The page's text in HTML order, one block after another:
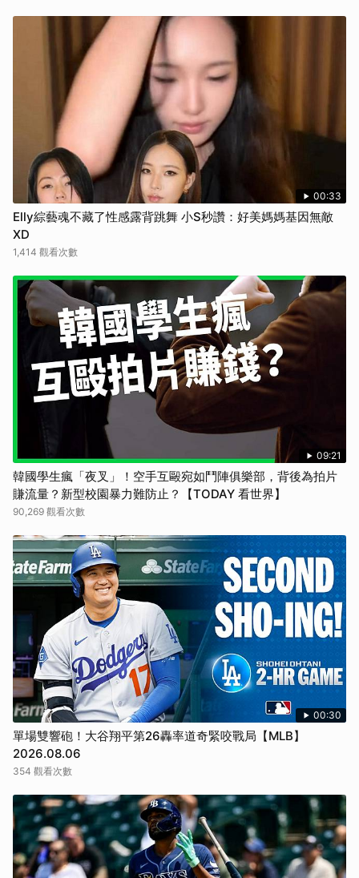
00:33
Elly綜藝魂不藏了性感露背跳舞 小S秒讚：好美媽媽基因無敵
XD
1,414 觀看次數
09:21
韓國學生瘋「夜叉」！空手互毆宛如鬥陣俱樂部，背後為拍片
賺流量？新型校園暴力難防止？【TODAY 看世界】
90,269 觀看次數
00:30
單場雙響砲！大谷翔平第26轟率道奇緊咬戰局【MLB】
2026.08.06
354 觀看次數